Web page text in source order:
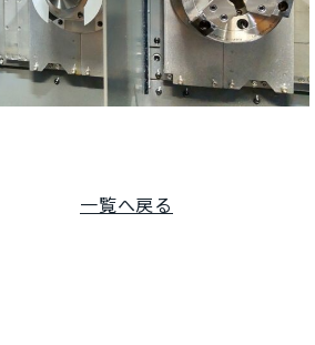
一覧へ戻る